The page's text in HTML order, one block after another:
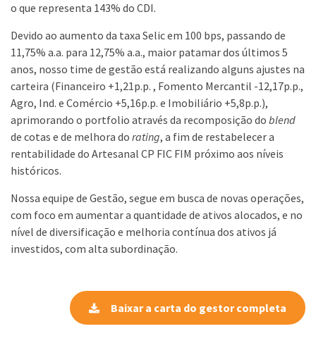
o que representa 143% do CDI.
Devido ao aumento da taxa Selic em 100 bps, passando de
11,75% a.a. para 12,75% a.a., maior patamar dos últimos 5
anos, nosso time de gestão está realizando alguns ajustes na
carteira (Financeiro +1,21p.p. , Fomento Mercantil -12,17p.p.,
Agro, Ind. e Comércio +5,16p.p. e Imobiliário +5,8p.p.),
aprimorando o portfolio através da recomposição do blend
de cotas e de melhora do rating, a fim de restabelecer a
rentabilidade do Artesanal CP FIC FIM próximo aos níveis
históricos.
Nossa equipe de Gestão, segue em busca de novas operações,
com foco em aumentar a quantidade de ativos alocados, e no
nível de diversificação e melhoria contínua dos ativos já
investidos, com alta subordinação.
Baixar a carta do gestor completa